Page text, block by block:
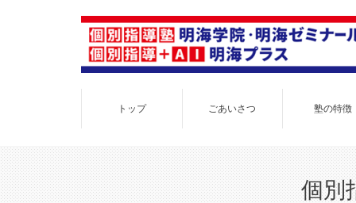
トップ ごあいさつ 塾の特徴
個別